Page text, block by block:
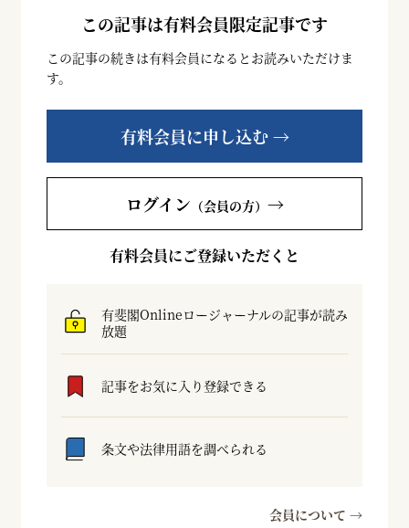
この記事は有料会員限定記事です
この記事の続きは有料会員になるとお読みいただけま
す。
有料会員に申し込む →
ログイン （会員の方） →
有料会員にご登録いただくと
有斐閣Onlineロージャーナルの記事が読み
放題
記事をお気に入り登録できる
条文や法律用語を調べられる
会員について →